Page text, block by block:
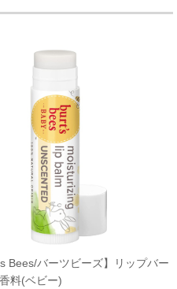
Bees/バーツビーズ】リップバー
料(ベビー)